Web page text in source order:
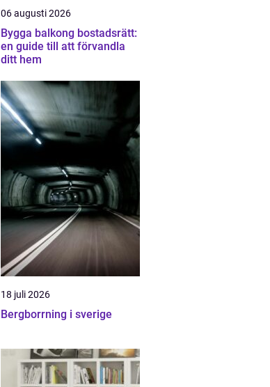
06 augusti 2026
Bygga balkong bostadsrätt:
en guide till att förvandla
ditt hem
18 juli 2026
Bergborrning i sverige